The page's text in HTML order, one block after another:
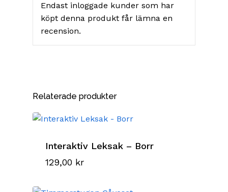
Endast inloggade kunder som har
köpt denna produkt får lämna en
recension.
Relaterade produkter
Interaktiv Leksak – Borr
129,00 kr